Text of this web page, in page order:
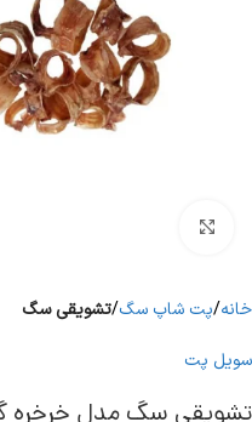
خانه پت شاپ سگ تشویقی سگ
سویل پت